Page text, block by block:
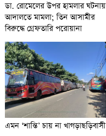
ডা. রোমেলের উপর হামলার ঘটনায়
আদালতে মামলা; তিন আসামীর
বিরুদ্ধে গ্রেফতারি পরোয়ানা
এমন ‘শান্তি’ চায় না খাগড়াছড়িবাসী